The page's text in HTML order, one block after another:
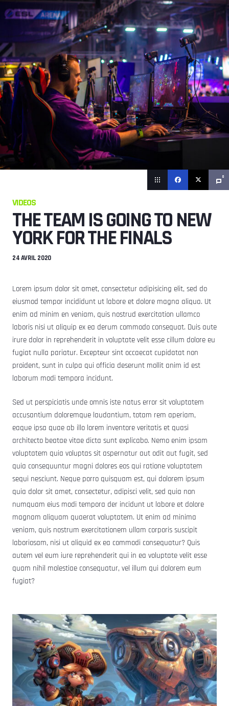
0
VIDEOS
THE TEAM IS GOING TO NEW
YORK FOR THE FINALS
24 AVRIL 2020
Lorem ipsum dolor sit amet, consectetur adipisicing elit, sed do
eiusmod tempor incididunt ut labore et dolore magna aliqua. Ut
enim ad minim en veniam, quis nostrud exercitation ullamco
laboris nisi ut aliquip ex ea derum commodo consequat. Duis aute
irure dolor in reprehenderit in voluptate velit esse cillum dolore eu
fugiat nulla pariatur. Excepteur sint occaecat cupidatat non
proident, sunt in culpa qui officia deserunt mollit anim id est
laborum modi tempora incidunt.
Sed ut perspiciatis unde omnis iste natus error sit voluptatem
accusantium doloremque laudantium, totam rem aperiam,
eaque ipsa quae ab illo lorem inventore veritatis et quasi
architecto beatae vitae dicta sunt explicabo. Nemo enim ipsam
voluptatem quia voluptas sit aspernatur aut odit aut fugit, sed
quia consequuntur magni dolores eos qui ratione voluptatem
sequi nesciunt. Neque porro quisquam est, qui dolorem ipsum
quia dolor sit amet, consectetur, adipisci velit, sed quia non
numquam eius modi tempora der incidunt ut labore et dolore
magnam aliquam quaerat voluptatem. Ut enim ad minima
veniam, quis nostrum exercitationem ullam corporis suscipit
laboriosam, nisi ut aliquid ex ea commodi consequatur? Quis
autem vel eum iure reprehenderit qui in ea voluptate velit esse
quam nihil molestiae consequatur, vel illum qui dolorem eum
fugiat?